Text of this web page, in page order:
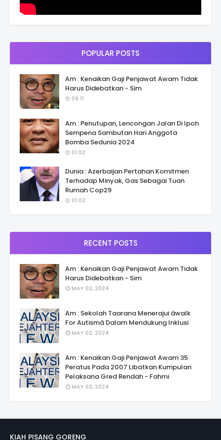
POPULAR POSTS
Am : Kenaikan Gaji Penjawat Awam Tidak
Harus Didebatkan - Sim
09:11
Am : Penutupan, Lencongan Jalan Di Ipoh
Sempena Sambutan Hari Anggota
Bomba Sedunia 2024
01:02
Dunia : Azerbaijan Pertahan Komitmen
Terhadap Minyak, Gas Sebagai Tuan
Rumah Cop29
01:03
RECENT POSTS
Am : Kenaikan Gaji Penjawat Awam Tidak
Harus Didebatkan - Sim
MAY 02, 2024
Am : Sekolah Taarana Menerajui âwalk
For Autismâ Dalam Mendukung Inklusi
MAY 02, 2024
Am : Kenaikan Gaji Penjawat Awam 35
Peratus Pada 2007 Libatkan Kumpulan
Pelaksana Gred Rendah - Fahmi
MAY 02, 2024
KIAH PISANG GORENG